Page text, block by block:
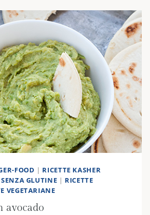
FOOD | RICETTE KASHER
SENZA GLUTINE | RICETTE
VEGETARIANE
avocado